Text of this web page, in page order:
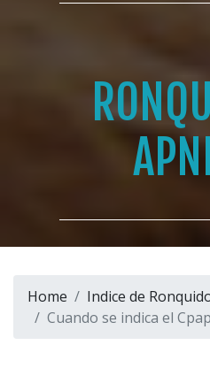
Home
Indice de
Cuando se indica el Cpap